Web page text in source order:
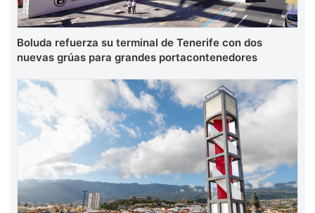
Boluda refuerza su terminal de Tenerife con dos
nuevas grúas para grandes portacontenedores